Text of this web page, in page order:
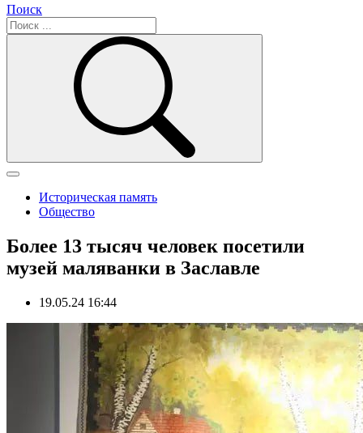
Поиск
Историческая память
Общество
Более 13 тысяч человек посетили
музей маляванки в Заславле
19.05.24 16:44